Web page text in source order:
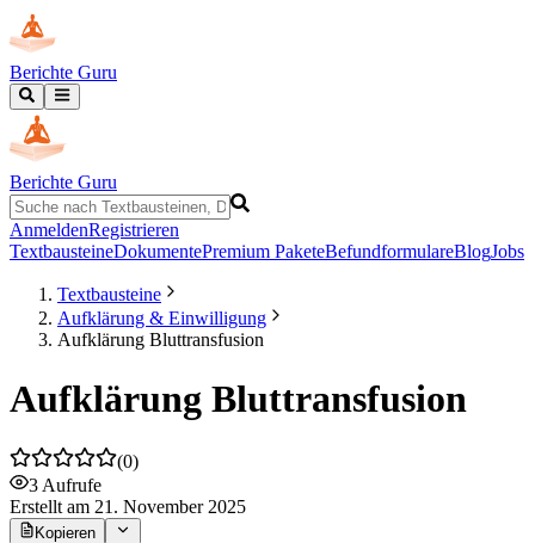
Berichte Guru
Berichte Guru
AnmeldenRegistrieren
TextbausteineDokumentePremium PaketeBefundformulareBlogJobs
Textbausteine
Aufklärung & Einwilligung
Aufklärung Bluttransfusion
Aufklärung Bluttransfusion
(0)
3 Aufrufe
Erstellt am 21. November 2025
Kopieren